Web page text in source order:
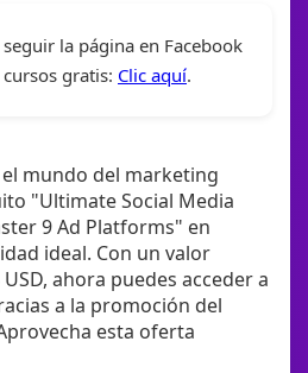
la página en Facebook
gratis: Clic aquí.
el mundo del marketing
"Ultimate Social Media
9 Ad Platforms" en
ideal. Con un valor
ahora puedes acceder a
a la promoción del
esta oferta